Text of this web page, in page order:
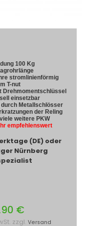
100 Kg
stromlinienförmig
T-nut
Drehmomentschlüssel
einsetzbar
durch Metallschlösser
der Reling
weitere PKW
empfehlenswert
(DE) oder
Nürnberg
€
zzgl. Versand